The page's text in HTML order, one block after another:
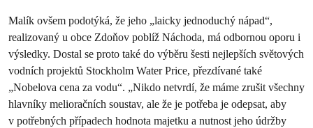
Malík ovšem podotýká, že jeho „laicky jednoduchý nápad“,
realizovaný u obce Zdoňov poblíž Náchoda, má odbornou oporu i
výsledky. Dostal se proto také do výběru šesti nejlepších světových
vodních projektů Stockholm Water Price, přezdívané také
„Nobelova cena za vodu“. „Nikdo netvrdí, že máme zrušit všechny
hlavníky melioračních soustav, ale že je potřeba je odepsat, aby
v potřebných případech hodnota majetku a nutnost jeho údržby